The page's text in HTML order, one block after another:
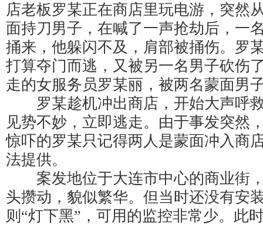
店老板罗某正在商店里玩电游，突然
面持刀男子，在喊了一声抢劫后，一
捅来，他躲闪不及，肩部被捅伤。罗
打算夺门而逃，又被另一名男子砍伤
走的女服务员罗某丽，被两名蒙面男
罗某趁机冲出商店，开始大声呼
见势不妙，立即逃走。由于事发突然
惊吓的罗某只记得两人是蒙面冲入商
法提供。
案发地位于大连市中心的商业街
头攒动，貌似繁华。但当时还没有安
则“灯下黑”，可用的监控非常少。此